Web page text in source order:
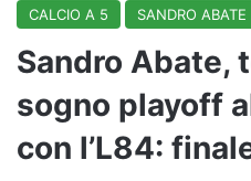
CALCIO A 5 SANDRO
Sandro Abate,
sogno playoff
con l’L84: